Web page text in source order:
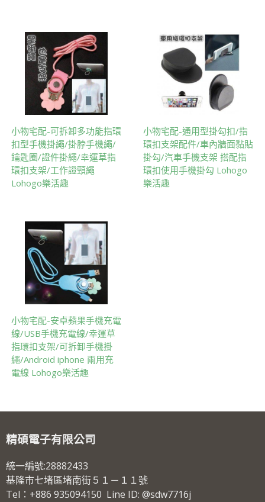
小物宅配-可拆卸多功能指環
扣型手機掛繩/掛脖手機繩/
鑰匙圈/證件掛繩/幸運草指
環扣支架/工作證頸繩
Lohogo樂活趣
小物宅配-通用型掛勾扣/指
環扣支架配件/車內牆面黏貼
掛勾/汽車手機支架 搭配指
環扣使用手機掛勾 Lohogo
樂活趣
小物宅配-安卓蘋果手機充電
線/USB手機充電線/幸運草
指環扣支架/可拆卸手機掛
繩/Android iphone 兩用充
電線 Lohogo樂活趣
精碩電子有限公司
統一編號:28882433
基隆市七堵區堵南街５１－１１號
Tel：+886 935094150 Line ID: @sdw7716j